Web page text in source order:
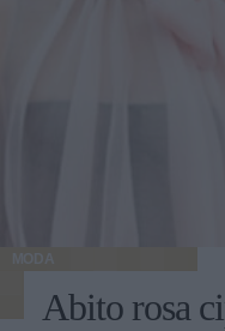
MODA
Abito rosa